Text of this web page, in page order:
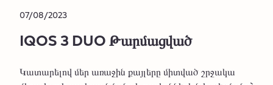
07/08/2023
IQOS 3 DUO Թարմացված
Կատարելով մեր առաջին քայլերը միտված շրջակա